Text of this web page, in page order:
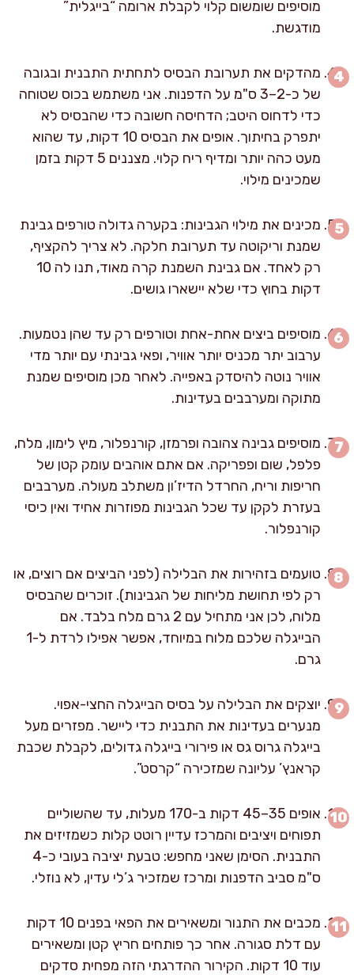
מוסיפים שומשום קלוי לקבלת ארומה “בייגלית”
מודגשת.
מהדקים את תערובת הבסיס לתחתית התבנית ובגובה
של כ-2–3 ס"מ על הדפנות. אני משתמש בכוס שטוחה
כדי לדחוס היטב; הדחיסה חשובה כדי שהבסיס לא
יתפרק בחיתוך. אופים את הבסיס 10 דקות, עד שהוא
מעט כהה יותר ומדיף ריח קלוי. מצננים 5 דקות בזמן
שמכינים מילוי.
מכינים את מילוי הגבינות: בקערה גדולה טורפים גבינת
שמנת וריקוטה עד תערובת חלקה. לא צריך להקציף,
רק לאחד. אם גבינת השמנת קרה מאוד, תנו לה 10
דקות בחוץ כדי שלא יישארו גושים.
מוסיפים ביצים אחת-אחת וטורפים רק עד שהן נטמעות.
ערבוב יתר מכניס יותר אוויר, ופאי גבינתי עם יותר מדי
אוויר נוטה להיסדק באפייה. לאחר מכן מוסיפים שמנת
מתוקה ומערבבים בעדינות.
מוסיפים גבינה צהובה ופרמזן, קורנפלור, מיץ לימון, מלח,
פלפל, שום ופפריקה. אם אתם אוהבים עומק קטן של
חריפות וריח, החרדל הדיז’ון משתלב מעולה. מערבבים
בעזרת לקקן עד שכל הגבינות מפוזרות אחיד ואין כיסי
קורנפלור.
טועמים בזהירות את הבלילה (לפני הביצים אם רוצים, או
רק לפי תחושת מליחות של הגבינות). זוכרים שהבסיס
מלוח, לכן אני מתחיל עם 2 גרם מלח בלבד. אם
הבייגלה שלכם מלוח במיוחד, אפשר אפילו לרדת ל-1
גרם.
יוצקים את הבלילה על בסיס הבייגלה החצי-אפוי.
מנערים בעדינות את התבנית כדי ליישר. מפזרים מעל
בייגלה גרוס גס או פירורי בייגלה גדולים, לקבלת שכבת
קראנץ’ עליונה שמזכירה “קרסט”.
אופים 35–45 דקות ב-170 מעלות, עד שהשוליים
תפוחים ויציבים והמרכז עדיין רוטט קלות כשמזיזים את
התבנית. הסימן שאני מחפש: טבעת יציבה בעובי כ-4
ס"מ סביב הדפנות ומרכז שמזכיר ג’לי עדין, לא נוזלי.
מכבים את התנור ומשאירים את הפאי בפנים 10 דקות
עם דלת סגורה. אחר כך פותחים חריץ קטן ומשאירים
עוד 10 דקות. הקירור ההדרגתי הזה מפחית סדקים